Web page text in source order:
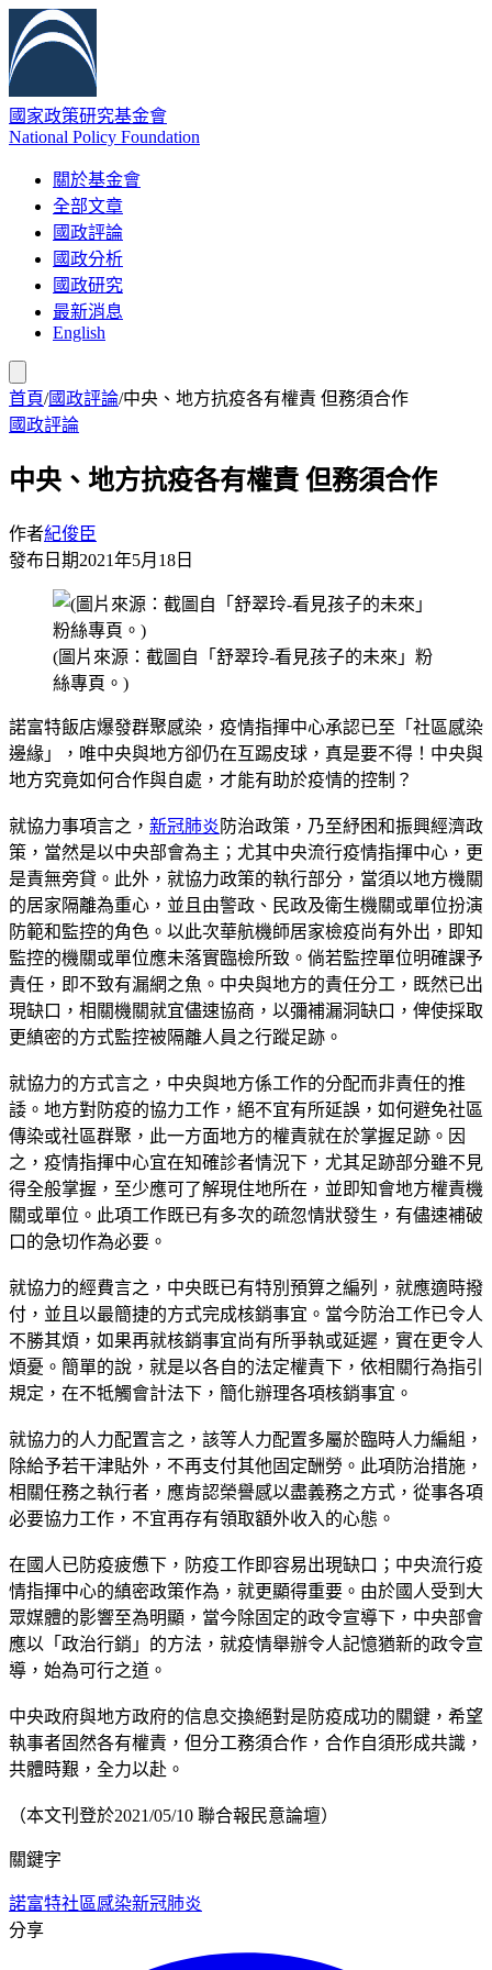
國家政策研究基金會
National Policy Foundation
關於基金會
全部文章
國政評論
國政分析
國政研究
最新消息
English
首頁/國政評論/中央、地方抗疫各有權責 但務須合作
國政評論
中央、地方抗疫各有權責 但務須合作
作者紀俊臣
發布日期2021年5月18日
(圖片來源：截圖自「舒翠玲-看見孩子的未來」粉
絲專頁。)
諾富特飯店爆發群聚感染，疫情指揮中心承認已至「社區感染
邊緣」，唯中央與地方卻仍在互踢皮球，真是要不得！中央與
地方究竟如何合作與自處，才能有助於疫情的控制？
就協力事項言之， 新冠肺炎 防治政策，乃至紓困和振興經濟政
策，當然是以中央部會為主；尤其中央流行疫情指揮中心，更
是責無旁貸。此外，就協力政策的執行部分，當須以地方機關
的居家隔離為重心，並且由警政、民政及衛生機關或單位扮演
防範和監控的角色。以此次華航機師居家檢疫尚有外出，即知
監控的機關或單位應未落實臨檢所致。倘若監控單位明確課予
責任，即不致有漏網之魚。中央與地方的責任分工，既然已出
現缺口，相關機關就宜儘速協商，以彌補漏洞缺口，俾使採取
更縝密的方式監控被隔離人員之行蹤足跡。
就協力的方式言之，中央與地方係工作的分配而非責任的推
諉。地方對防疫的協力工作，絕不宜有所延誤，如何避免社區
傳染或社區群聚，此一方面地方的權責就在於掌握足跡。因
之，疫情指揮中心宜在知確診者情況下，尤其足跡部分雖不見
得全般掌握，至少應可了解現住地所在，並即知會地方權責機
關或單位。此項工作既已有多次的疏忽情狀發生，有儘速補破
口的急切作為必要。
就協力的經費言之，中央既已有特別預算之編列，就應適時撥
付，並且以最簡捷的方式完成核銷事宜。當今防治工作已令人
不勝其煩，如果再就核銷事宜尚有所爭執或延遲，實在更令人
煩憂。簡單的說，就是以各自的法定權責下，依相關行為指引
規定，在不牴觸會計法下，簡化辦理各項核銷事宜。
就協力的人力配置言之，該等人力配置多屬於臨時人力編組，
除給予若干津貼外，不再支付其他固定酬勞。此項防治措施，
相關任務之執行者，應肯認榮譽感以盡義務之方式，從事各項
必要協力工作，不宜再存有領取額外收入的心態。
在國人已防疫疲憊下，防疫工作即容易出現缺口；中央流行疫
情指揮中心的縝密政策作為，就更顯得重要。由於國人受到大
眾媒體的影響至為明顯，當今除固定的政令宣導下，中央部會
應以「政治行銷」的方法，就疫情舉辦令人記憶猶新的政令宣
導，始為可行之道。
中央政府與地方政府的信息交換絕對是防疫成功的關鍵，希望
執事者固然各有權責，但分工務須合作，合作自須形成共識，
共體時艱，全力以赴。
（本文刊登於2021/05/10 聯合報民意論壇）
關鍵字
諾富特社區感染新冠肺炎
分享